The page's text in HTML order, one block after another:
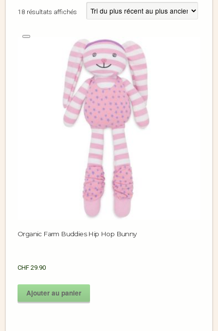
18 résultats affichés
Organic Farm Buddies Hip Hop Bunny
CHF 29.90
Ajouter au panier